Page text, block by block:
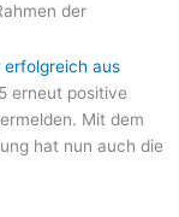
der
aus
erneut positive
Mit dem
hat nun auch die